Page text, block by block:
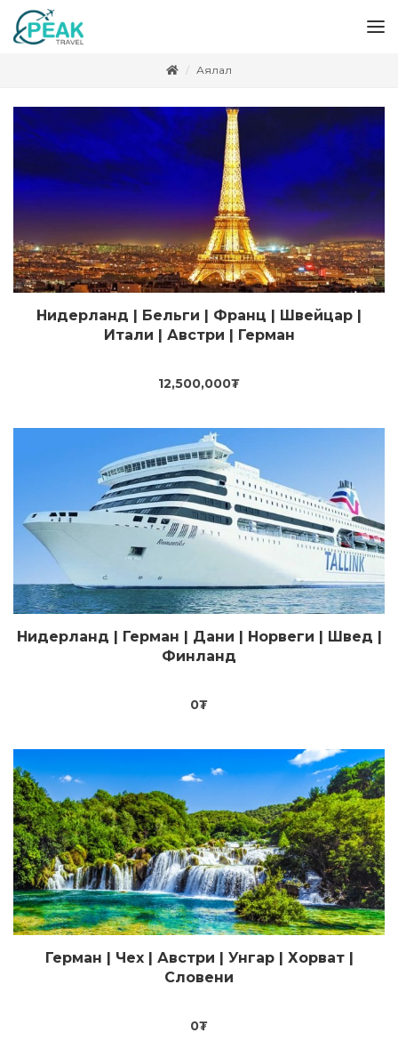
Аялал
Цааш үзэх
Нидерланд | Бельги | Франц | Швейцар |
Итали | Австри | Герман
12,500,000₮
Цааш үзэх
Нидерланд | Герман | Дани | Норвеги | Швед |
Финланд
0₮
Цааш үзэх
Герман | Чех | Австри | Унгар | Хорват |
Словени
0₮